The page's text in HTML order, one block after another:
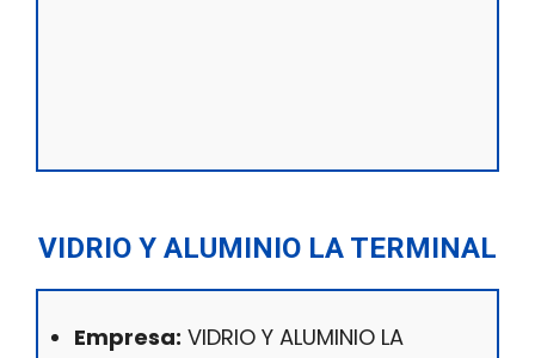
VIDRIO Y ALUMINIO LA TERMINAL
Empresa: VIDRIO Y ALUMINIO LA